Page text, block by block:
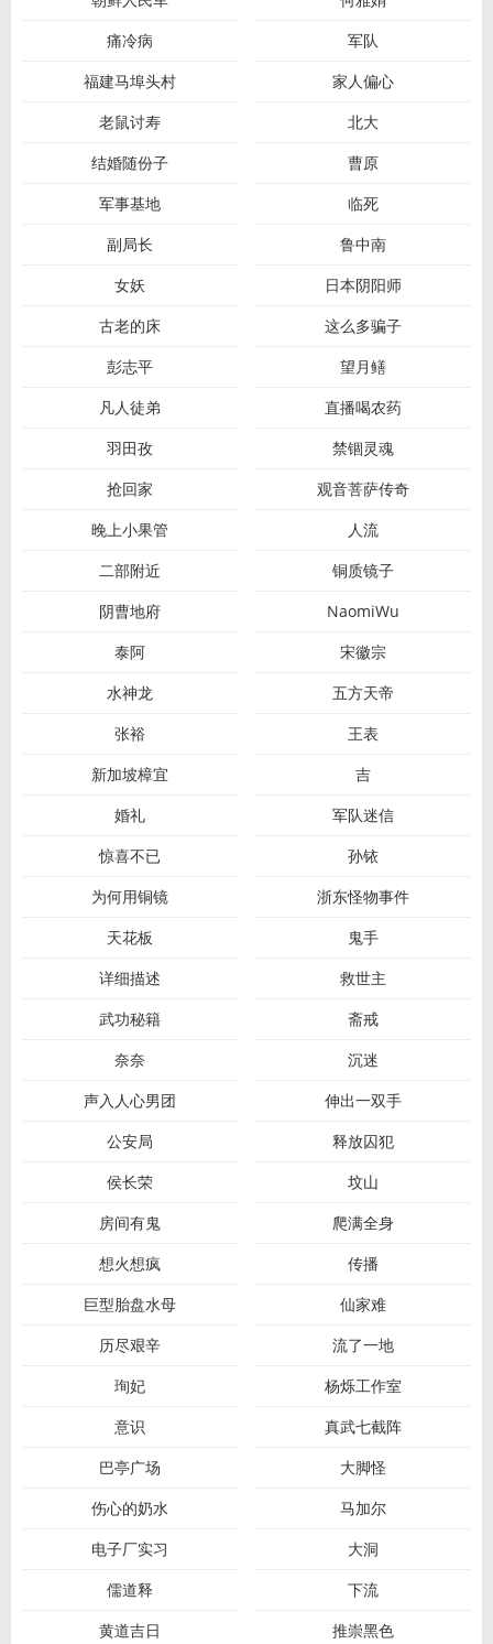
痛冷病
军队
福建马埠头村
家人偏心
老鼠讨寿
北大
结婚随份子
曹原
军事基地
临死
副局长
鲁中南
女妖
日本阴阳师
古老的床
这么多骗子
彭志平
望月鳝
凡人徒弟
直播喝农药
羽田孜
禁锢灵魂
抢回家
观音菩萨传奇
晚上小果管
人流
二部附近
铜质镜子
阴曹地府
NaomiWu
泰阿
宋徽宗
水神龙
五方天帝
张裕
王表
新加坡樟宜
吉
婚礼
军队迷信
惊喜不已
孙铱
为何用铜镜
浙东怪物事件
天花板
鬼手
详细描述
救世主
武功秘籍
斋戒
奈奈
沉迷
声入人心男团
伸出一双手
公安局
释放囚犯
侯长荣
坟山
房间有鬼
爬满全身
想火想疯
传播
巨型胎盘水母
仙家难
历尽艰辛
流了一地
珣妃
杨烁工作室
意识
真武七截阵
巴亭广场
大脚怪
伤心的奶水
马加尔
电子厂实习
大洞
儒道释
下流
黄道吉日
推崇黑色